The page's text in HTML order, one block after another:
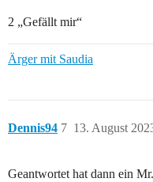
2 „Gefällt mir“
Ärger mit Saudia
Dennis94 13. August
7
Geantwortet hat dann ein